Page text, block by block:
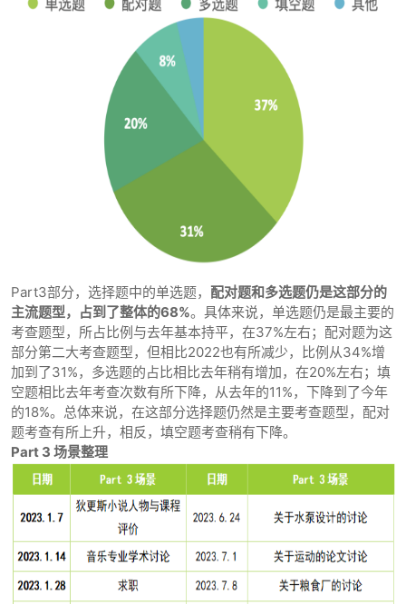
Part3部分，选择题中的单选题， 配对题和多选题仍是这部分的
主流题型，占到了整体的68%。具体来说，单选题仍是最主要的
考查题型，所占比例与去年基本持平，在37%左右；配对题为这
部分第二大考查题型，但相比2022也有所减少，比例从34%增
加到了31%，多选题的占比相比去年稍有增加，在20%左右；填
空题相比去年考查次数有所下降，从去年的11%，下降到了今年
的18%。总体来说，在这部分选择题仍然是主要考查题型，配对
题考查有所上升，相反，填空题考查稍有下降。
Part 3 场景整理